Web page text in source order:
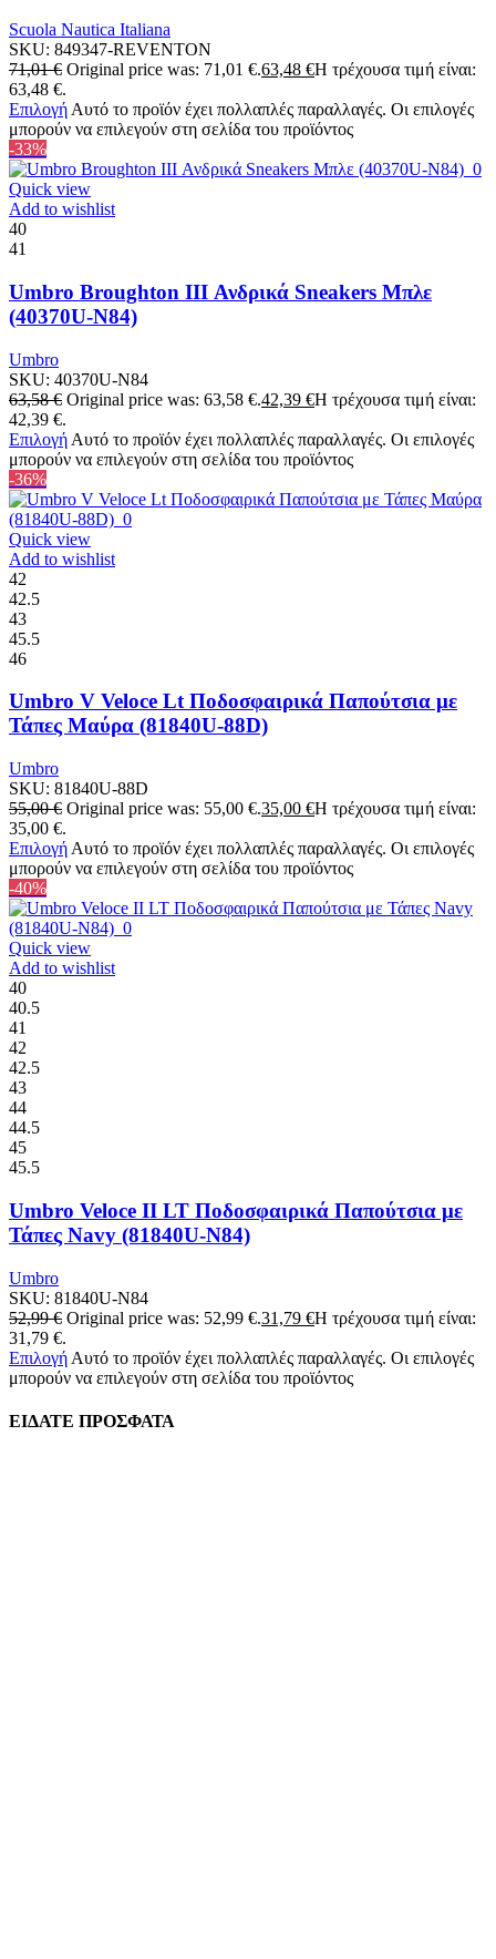
Scuola Nautica Italiana
SKU: 849347-REVENTON
71,01€ Original price was: 71,01 €.63,48 €Η τρέχουσα τιμή είναι:
63,48 €.
Επιλογή Αυτό το προϊόν έχει πολλαπλές παραλλαγές. Οι επιλογές
μπορούν να επιλεγούν στη σελίδα του προϊόντος
-33%
Quick view
Add to wishlist
40
41
Umbro Broughton III Ανδρικά Sneakers Μπλε
(40370U-N84)
Umbro
SKU: 40370U-N84
63,58€ Original price was: 63,58 €.42,39 €Η τρέχουσα τιμή είναι:
42,39 €.
Επιλογή Αυτό το προϊόν έχει πολλαπλές παραλλαγές. Οι επιλογές
μπορούν να επιλεγούν στη σελίδα του προϊόντος
-36%
Quick view
Add to wishlist
42
42.5
43
45.5
46
Umbro V Veloce Lt Ποδοσφαιρικά Παπούτσια με
Τάπες Μαύρα (81840U-88D)
Umbro
SKU: 81840U-88D
55,00€ Original price was: 55,00 €.35,00 €Η τρέχουσα τιμή είναι:
35,00 €.
Επιλογή Αυτό το προϊόν έχει πολλαπλές παραλλαγές. Οι επιλογές
μπορούν να επιλεγούν στη σελίδα του προϊόντος
-40%
Quick view
Add to wishlist
40
40.5
41
42
42.5
43
44
44.5
45
45.5
Umbro Veloce II LT Ποδοσφαιρικά Παπούτσια με
Τάπες Navy (81840U-N84)
Umbro
SKU: 81840U-N84
52,99€ Original price was: 52,99 €.31,79 €Η τρέχουσα τιμή είναι:
31,79 €.
Επιλογή Αυτό το προϊόν έχει πολλαπλές παραλλαγές. Οι επιλογές
μπορούν να επιλεγούν στη σελίδα του προϊόντος
ΕΙΔΑΤΕ ΠΡΟΣΦΑΤΑ